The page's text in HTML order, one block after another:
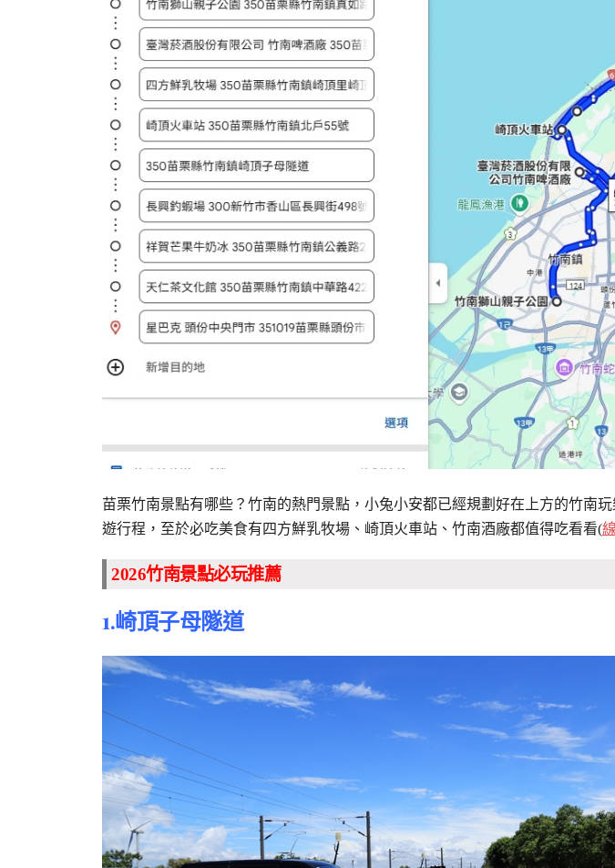
苗栗竹南景點有哪些？竹南的熱門景點，小兔小安都已經規劃好在上方的竹南
遊行程，至於必吃美食有四方鮮乳牧場、崎頂火車站、竹南酒廠都值得吃看看(
2026竹南景點必玩推薦
1.崎頂子母隧道